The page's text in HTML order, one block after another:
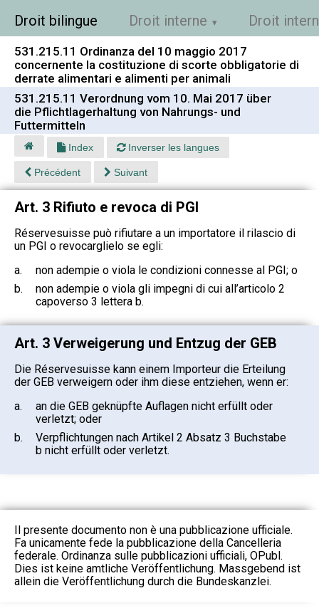
Droit bilingue Droit interne Droit
531.215.11 Ordinanza del 10 maggio 2017
concernente la costituzione di scorte obbligatorie di
derrate alimentari e alimenti per animali
531.215.11 Verordnung vom 10. Mai 2017 über
die Pflichtlagerhaltung von Nahrungs- und
Futtermitteln
Index Inverser les langues
Précédent Suivant
Art. 3 Rifiuto e revoca di PGI
Réservesuisse può rifiutare a un importatore il rilascio di
un PGI o revocarglielo se egli:
a.
non adempie o viola le condizioni connesse al PGI; o
b.
non adempie o viola gli impegni di cui all’articolo 2
capoverso 3 lettera b.
Art. 3 Verweigerung und Entzug der GEB
Die Réservesuisse kann einem Importeur die Erteilung
der GEB verweigern oder ihm diese entziehen, wenn er:
a.
an die GEB geknüpfte Auflagen nicht erfüllt oder
verletzt; oder
b.
Verpflichtungen nach Artikel 2 Absatz 3 Buchstabe
b nicht erfüllt oder verletzt.
Il presente documento non è una pubblicazione ufficiale.
Fa unicamente fede la pubblicazione della Cancelleria
federale. Ordinanza sulle pubblicazioni ufficiali, OPubl.
Dies ist keine amtliche Veröffentlichung. Massgebend ist
allein die Veröffentlichung durch die Bundeskanzlei.